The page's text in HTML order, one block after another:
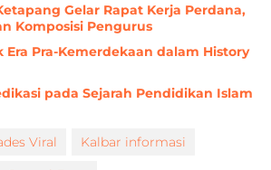
Gelar Rapat Kerja Perdana,
Komposisi Pengurus
Pra-Kemerdekaan dalam History
pada Sejarah Pendidikan Islam
Viral
Kalbar informasi